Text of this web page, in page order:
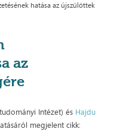
hatása az újszülöttek
az
Intézet) és Hajdu
megjelent cikk: